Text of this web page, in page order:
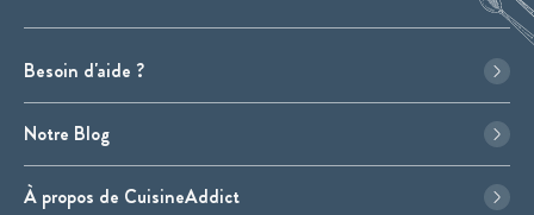
Besoin d'aide ?
Notre Blog
À propos de CuisineAddict